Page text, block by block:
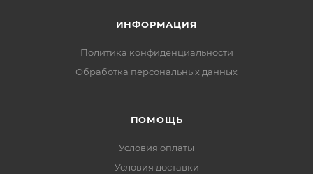
ИНФОРМАЦИЯ
Политика конфиденциальности
Обработка персональных данных
ПОМОЩЬ
Условия оплаты
Условия доставки